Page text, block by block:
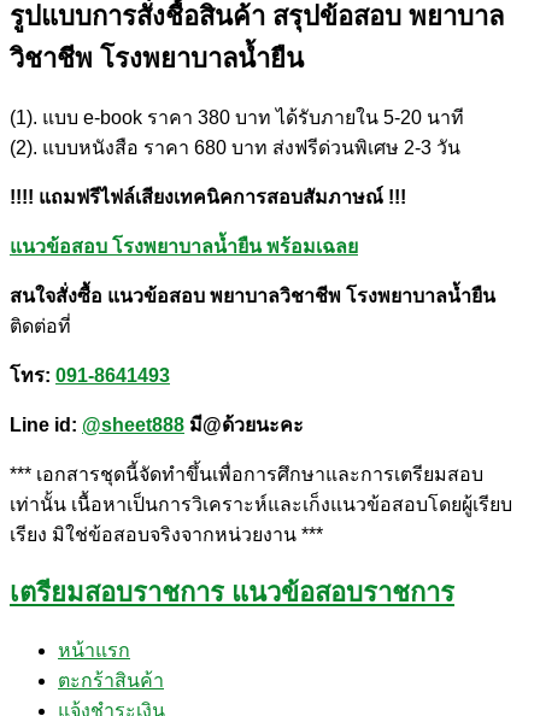
รูปแบบการสั่งชื้อสินค้า สรุปข้อสอบ พยาบาล
วิชาชีพ โรงพยาบาลน้ำยืน
(1). แบบ e-book ราคา 380 บาท ได้รับภายใน 5-20 นาที
(2). แบบหนังสือ ราคา 680 บาท ส่งฟรีด่วนพิเศษ 2-3 วัน
!!!! แถมฟรีไฟล์เสียงเทคนิคการสอบสัมภาษณ์ !!!
แนวข้อสอบ โรงพยาบาลน้ำยืน พร้อมเฉลย
สนใจสั่งซื้อ แนวข้อสอบ พยาบาลวิชาชีพ โรงพยาบาลน้ำยืน
ติดต่อที่
โทร: 091-8641493
Line id: @sheet888 มี@ด้วยนะคะ
*** เอกสารชุดนี้จัดทำขึ้นเพื่อการศึกษาและการเตรียมสอบ
เท่านั้น เนื้อหาเป็นการวิเคราะห์และเก็งแนวข้อสอบโดยผู้เรียบ
เรียง มิใช่ข้อสอบจริงจากหน่วยงาน ***
เตรียมสอบราชการ แนวข้อสอบราชการ
หน้าแรก
ตะกร้าสินค้า
แจ้งชำระเงิน